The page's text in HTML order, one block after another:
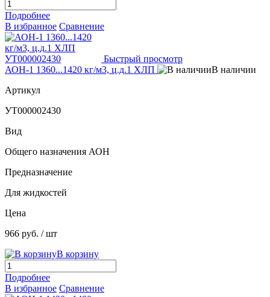
Подробнее
В избранное Сравнение
Быстрый просмотр
АОН-1 1360...1420 кг/м3, ц.д.1 ХЛП
В наличии
Артикул
УТ000002430
Вид
Общего назначения АОН
Предназначение
Для жидкостей
Цена
966 руб. / шт
В корзину
Подробнее
В избранное Сравнение